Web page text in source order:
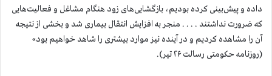
داده و پیش‌بینی کرده بودیم، بازگشایی‌های زود هنگام مشاغل و فعالیت‌هایی
که ضرورت نداشتند . . . . منجر به افزایش انتقال بیماری شد و بخشی از نتیجه
آن را مشاهده کردیم و در آینده نیز موارد بیشتری را شاهد خواهیم بود»
(روزنامه حکومتی رسالت ۲۶ تیر).